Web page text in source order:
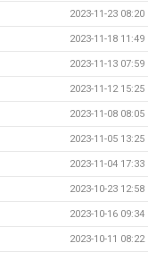
2023-11-23 08:20
2023-11-18 11:49
2023-11-13 07:59
2023-11-12 15:25
2023-11-08 08:05
2023-11-05 13:25
2023-11-04 17:33
2023-10-23 12:58
2023-10-16 09:34
2023-10-11 08:22